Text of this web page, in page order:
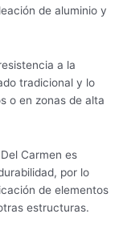
de aluminio y
a la
tradicional y lo
o en zonas de alta
Carmen es
por lo
de elementos
estructuras.